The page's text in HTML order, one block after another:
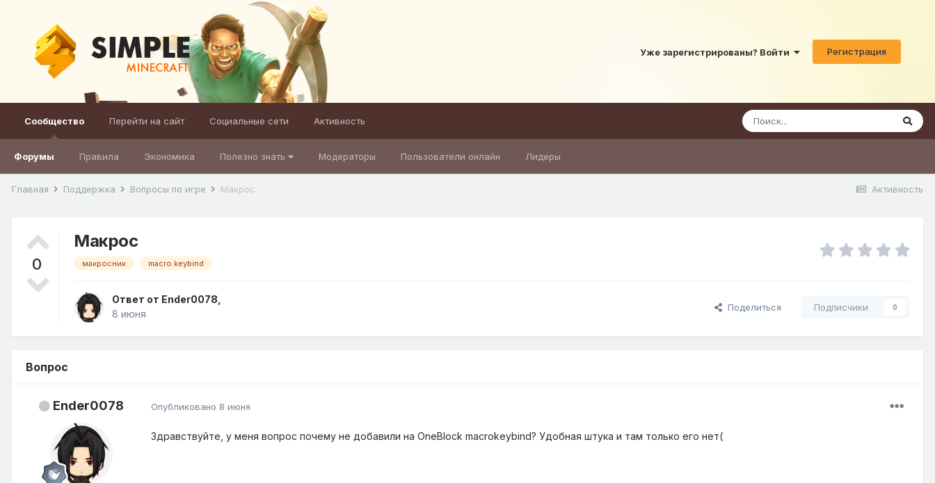
Уже зарегистрированы? Войти Регистрация
Сообщество
Форумы Правила Экономика Полезно знать Модераторы Пользователи онлайн Лидеры
Перейти на сайт Социальные сети Активность
Активность
Главная Поддержка Вопросы по игре Макрос
0
Макрос
макросник macro keybind
Ответ от Ender0078
8 июня
Поделиться Подписчики 0
Вопрос
Ender0078 Опубликовано 8 июня
Здравствуйте, у меня вопрос почему не добавили на OneBlock macrokeybind? Удобная штука и там только его нет(